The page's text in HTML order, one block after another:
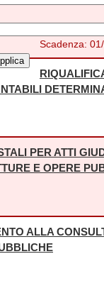
Scadenza:
PER ATTI
E OPERE
ALLA